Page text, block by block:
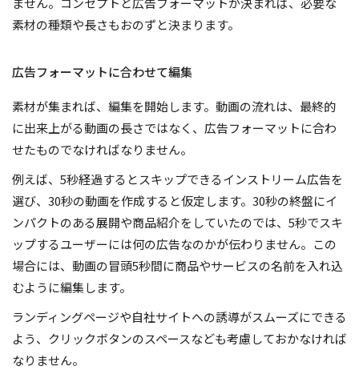
素材の種類や長さもおのずと決まります。
広告フォーマットに合わせて編集
素材が集まれば、編集を開始します。動画の流れは、最終的
に出来上がる動画の長さではなく、広告フォーマットに合わ
せたものでなければなりません。
例えば、5秒経過するとスキップできるインストリーム広告を
選び、30秒の動画を作成すると仮定します。30秒の終盤にイ
ンパクトのある展開や商品紹介をしていたのでは、5秒でスキ
ップするユーザーには何の広告なのかが伝わりません。この
場合には、動画の冒頭5秒間に商品やサービスの名前を入れ込
むように編集します。
ランディングページや自社サイトへの誘導がスムーズにできる
よう、クリックボタンのスペースなども考慮しておかなければ
なりません。